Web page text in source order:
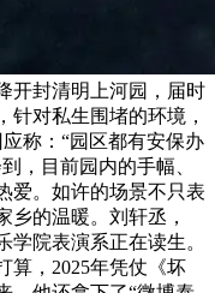
开封清明上河园，届时
针对私生围堵的环境，
称：“园区都有安保办
，目前园内的手幅、
爱。如许的场景不只表
乡的温暖。刘轩丞，
学院表演系正在读生。
算，2025年凭仗《坏